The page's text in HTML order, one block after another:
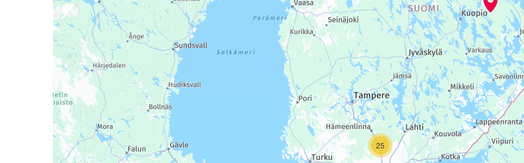
25